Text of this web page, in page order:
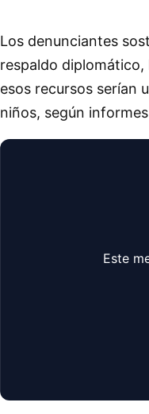
Los denunciantes
respaldo
esos recursos serían
niños, según
Este